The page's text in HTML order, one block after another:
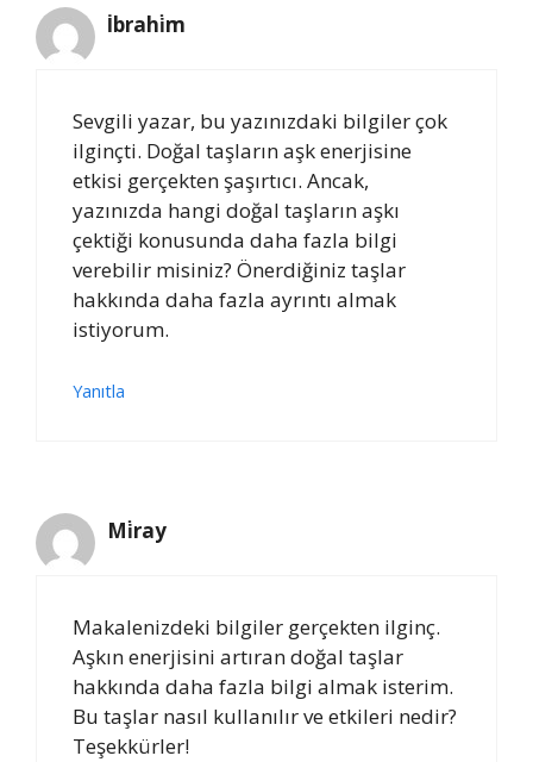
İbrahi̇m
Sevgili yazar, bu yazınızdaki bilgiler çok
ilginçti. Doğal taşların aşk enerjisine
etkisi gerçekten şaşırtıcı. Ancak,
yazınızda hangi doğal taşların aşkı
çektiği konusunda daha fazla bilgi
verebilir misiniz? Önerdiğiniz taşlar
hakkında daha fazla ayrıntı almak
istiyorum.
Yanıtla
Mi̇ray
Makalenizdeki bilgiler gerçekten ilginç.
Aşkın enerjisini artıran doğal taşlar
hakkında daha fazla bilgi almak isterim.
Bu taşlar nasıl kullanılır ve etkileri nedir?
Teşekkürler!